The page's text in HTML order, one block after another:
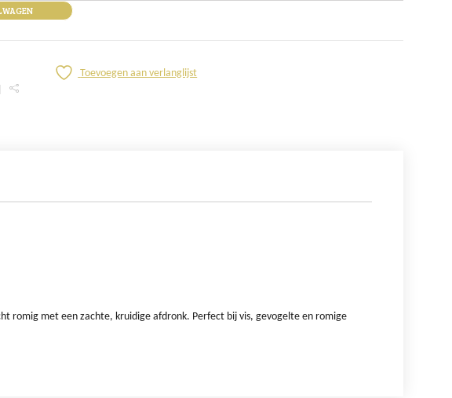
Toevoegen aan verlanglijst
romig met een zachte, kruidige afdronk. Perfect bij vis, gevogelte en romige